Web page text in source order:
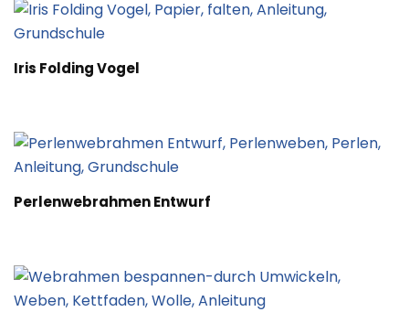
Iris Folding Vogel
Perlenwebrahmen Entwurf